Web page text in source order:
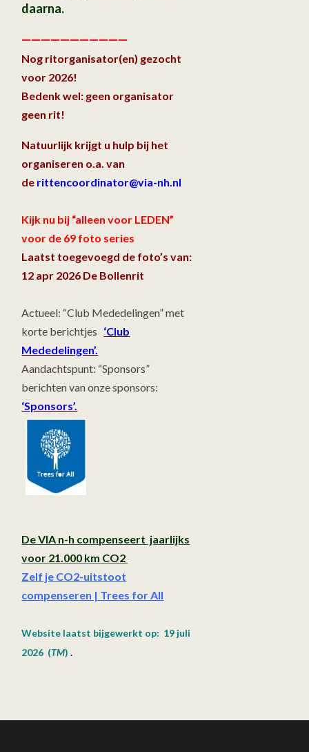
daarna.
———————————
Nog ritorganisator(en) gezocht
voor 2026!
Bedenk wel: geen organisator
geen rit!
Natuurlijk krijgt u hulp bij het
organiseren o.a. van
de rittencoordinator@via-nh.nl
Kijk nu bij “alleen voor LEDEN”
voor de 69 foto series
Laatst toegevoegd de foto’s van:
12 apr 2026 De Bollenrit
Actueel: “Club Mededelingen” met
korte berichtjes ‘Club
Mededelingen’.
Aandachtspunt: “Sponsors”
berichten van onze sponsors:
‘Sponsors’.
De VIA n-h compenseert jaarlijks
voor 21.000 km CO2
Zelf je CO2-uitstoot
compenseren | Trees for All
Website laatst bijgewerkt op: 19 juli
2026 (TM) .